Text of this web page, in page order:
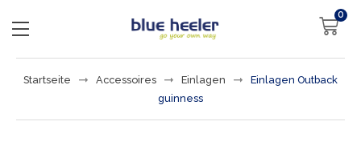
0
Startseite Accessoires Einlagen
Einlagen Outback
guinness